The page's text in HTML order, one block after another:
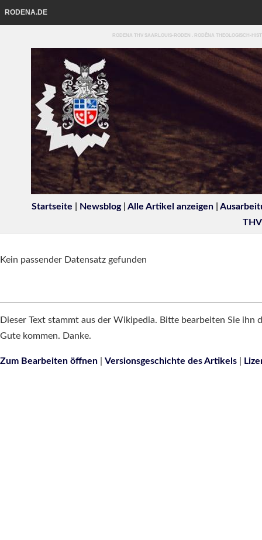
RODENA.DE
RODENA THV SAARLOUIS-RODEN . RODĒNA THEOLOGISCH-
Startseite Newsblog| Alle Artikel anzeigen
THV
Kein passender Datensatz gefunden
Dieser Text stammt aus der Wikipedia. Bitte bearbeiten Sie ihn
Gute kommen. Danke.
Zum Bearbeiten öffnen Versionsgeschichte des Artikels